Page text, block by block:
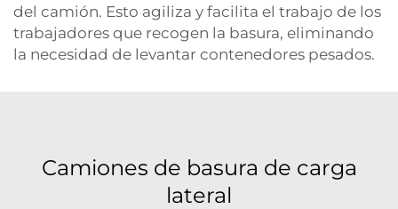
del camión. Esto agiliza y facilita el trabajo de los
trabajadores que recogen la basura, eliminando
la necesidad de levantar contenedores pesados.
Camiones de basura de carga
lateral